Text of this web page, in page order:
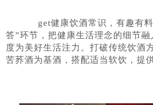
get健康饮酒常识，有趣有
答”环节，把健康生活理念的细节
度为美好生活注力。 打破传统饮酒
苦荞酒为基酒，搭配适当软饮，提